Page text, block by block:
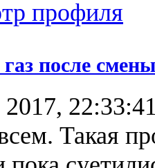
газ после
Такая